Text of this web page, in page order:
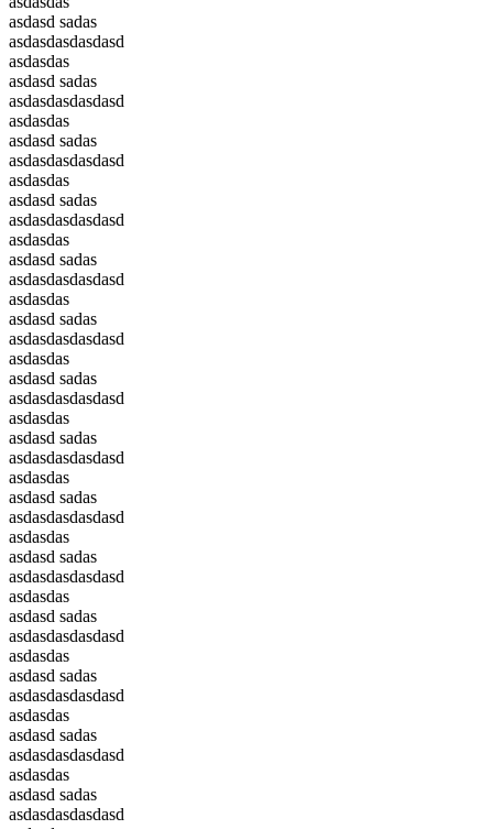
asdasd sadas
asdasdasdasdasd
asdasdas
asdasd sadas
asdasdasdasdasd
asdasdas
asdasd sadas
asdasdasdasdasd
asdasdas
asdasd sadas
asdasdasdasdasd
asdasdas
asdasd sadas
asdasdasdasdasd
asdasdas
asdasd sadas
asdasdasdasdasd
asdasdas
asdasd sadas
asdasdasdasdasd
asdasdas
asdasd sadas
asdasdasdasdasd
asdasdas
asdasd sadas
asdasdasdasdasd
asdasdas
asdasd sadas
asdasdasdasdasd
asdasdas
asdasd sadas
asdasdasdasdasd
asdasdas
asdasd sadas
asdasdasdasdasd
asdasdas
asdasd sadas
asdasdasdasdasd
asdasdas
asdasd sadas
asdasdasdasdasd